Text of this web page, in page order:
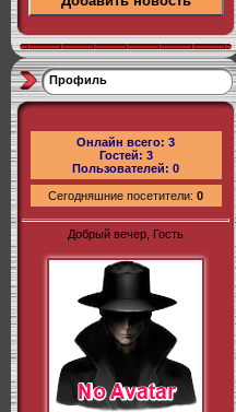
Профиль
Онлайн всего: 3
Гостей: 3
Пользователей: 0
Сегодняшние посетители: 0
Добрый вечер, Гость